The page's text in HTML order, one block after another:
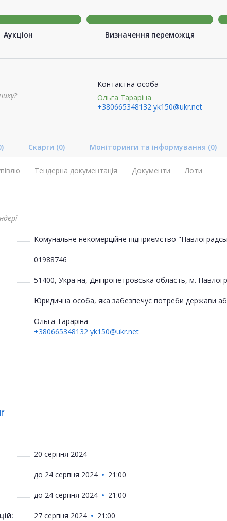
Аукціон Визначення переможця
Контактна особа
Ольга Тараріна
+380665348132 yk150@ukr.net
Скарги (0) Моніторинги та інформування (0)
Тендерна документація Документи Лоти
01988746
51400, Україна, Дніпропетровська область, м.
Юридична особа, яка забезпечує потреби держави
Ольга Тараріна
+380665348132 yk150@ukr.net
20 серпня 2024
до 24 серпня 2024 21:00
до 24 серпня 2024 21:00
27 серпня 2024 21:00